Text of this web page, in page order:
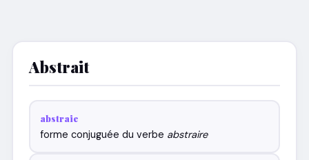
Abstrait
abstraie
forme conjuguée du verbe abstraire